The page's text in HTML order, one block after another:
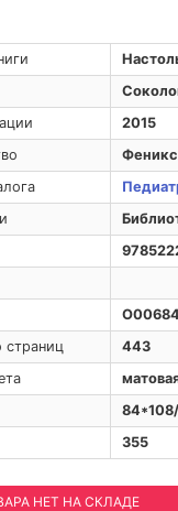
2015
Феникс
страниц
443
355
НЕТ НА СКЛАДЕ